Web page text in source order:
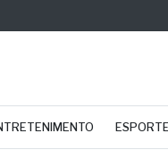
ESPORTE